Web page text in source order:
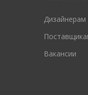
Вакансии